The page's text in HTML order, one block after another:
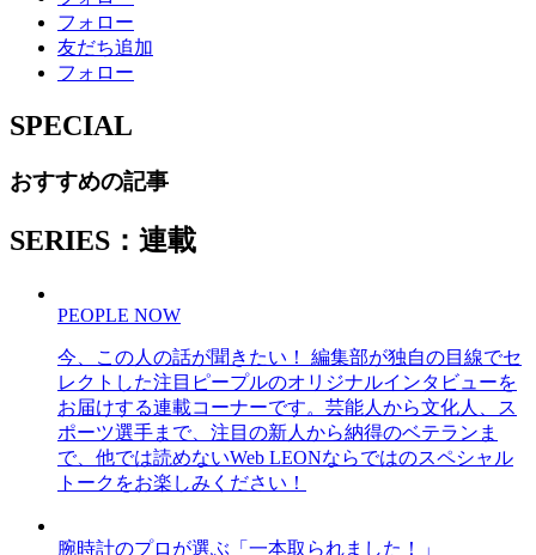
フォロー
友だち追加
フォロー
SPECIAL
おすすめの記事
SERIES：連載
PEOPLE NOW
今、この人の話が聞きたい！ 編集部が独自の目線でセ
レクトした注目ピープルのオリジナルインタビューを
お届けする連載コーナーです。芸能人から文化人、ス
ポーツ選手まで、注目の新人から納得のベテランま
で、他では読めないWeb LEONならではのスペシャル
トークをお楽しみください！
腕時計のプロが選ぶ「一本取られました！」